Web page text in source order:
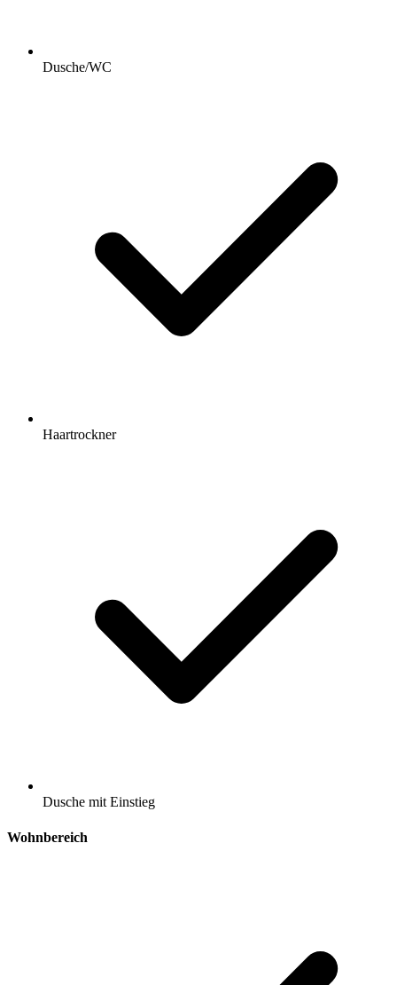
Dusche/WC
Haartrockner
Dusche mit Einstieg
Wohnbereich